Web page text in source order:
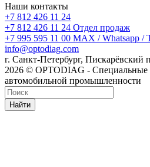
Наши контакты
+7 812 426 11 24
+7 812 426 11 24 Отдел продаж
+7 995 595 11 00 MAX / Whatsapp /
info@optodiag.com
г. Санкт-Петербург,
2026 © OPTODIAG - Специальные
автомобильной промышленности
Найти